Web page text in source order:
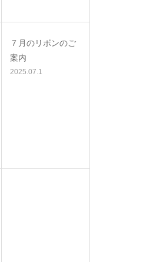
７月のリボンのご
案内
2025.07.1